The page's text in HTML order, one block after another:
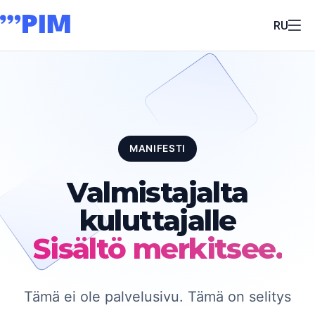
RU
MANIFESTI
Valmistajalta
kuluttajalle
Sisältö merkitsee.
Tämä ei ole palvelusivu. Tämä on selitys